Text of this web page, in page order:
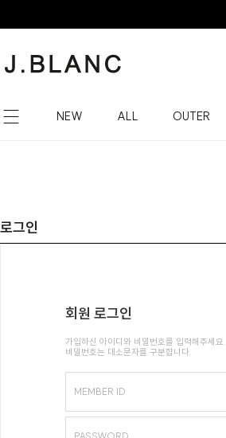
NEW ALL OUTER
로그인
회원 로그인
가입하신 아이디와 비밀번호를 입력해주세요.
비밀번호는 대소문자를 구분합니다.
MEMBER ID